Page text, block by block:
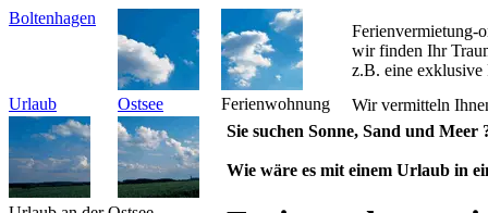
Boltenhagen
Ferienvermietung-
wir finden Ihr
z.B. eine exklusive
Urlaub
Ostsee Ferienwohnung
Wir vermitteln
Sie suchen Sonne, Sand und Meer
Wie wäre es mit einem Urlaub in